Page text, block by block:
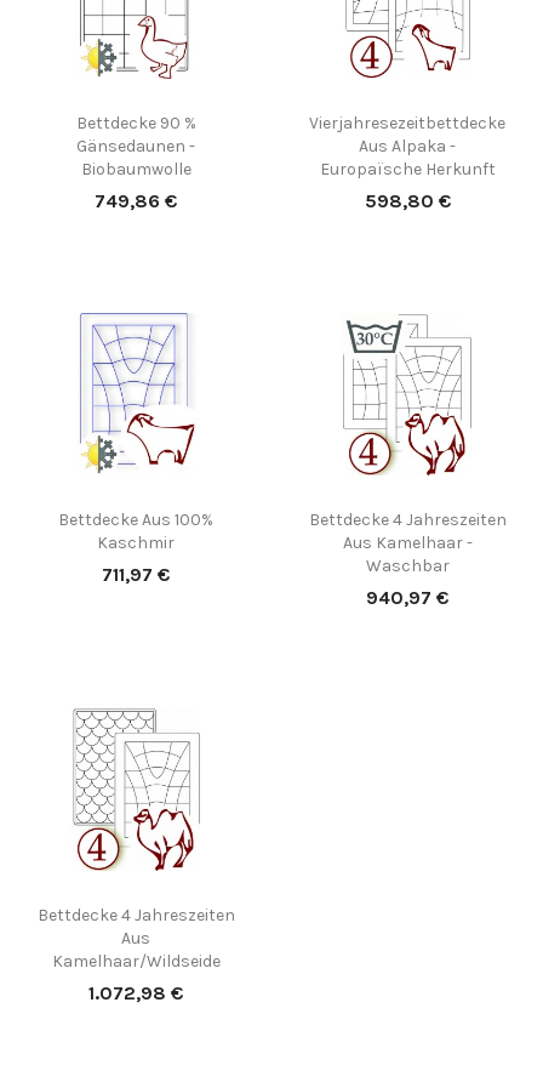
Bettdecke 90 %
Gänsedaunen -
Biobaumwolle
Preis
749,86 €
Vierjahresezeitbettdecke
Aus Alpaka -
Europaïsche Herkunft
Preis
598,80 €
Bettdecke Aus 100%
Kaschmir
Preis
711,97 €
Bettdecke 4 Jahreszeiten
Aus Kamelhaar -
Waschbar
Preis
940,97 €
Bettdecke 4 Jahreszeiten
Aus
Kamelhaar/Wildseide
Preis
1.072,98 €